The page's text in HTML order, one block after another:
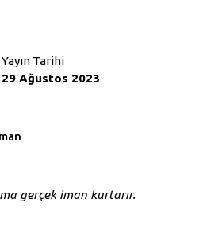
Yayın Tarihi
29 Ağustos 2023
gerçek iman kurtarır.